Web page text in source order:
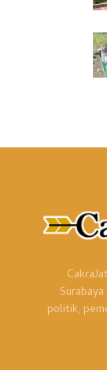
politik,